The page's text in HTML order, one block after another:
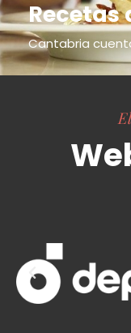
Recetas
Cantabria